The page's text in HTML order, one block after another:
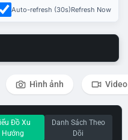
Auto-refresh (30s)Refresh Now
Hình ảnh Video
Đồ Xu
Hướng
Danh Sách Theo
Dõi